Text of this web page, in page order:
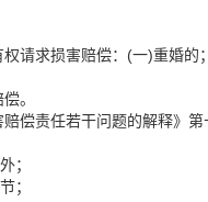
请求损害赔偿：(一)重婚
。
偿责任若干问题的解释》
；
；